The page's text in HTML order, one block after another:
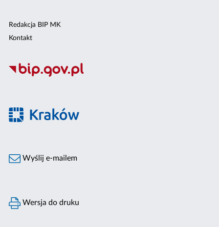
Redakcja BIP MK
Kontakt
Wyślij e-mailem
Wersja do druku